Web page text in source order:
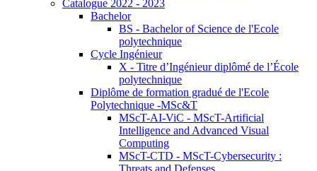
Catalogue 2022 - 2023
Bachelor
BS - Bachelor of Science de l'Ecole
polytechnique
Cycle Ingénieur
X - Titre d’Ingénieur diplômé de l’École
polytechnique
Diplôme de formation gradué de l'Ecole
Polytechnique -MSc&T
MScT-AI-ViC - MScT-Artificial
Intelligence and Advanced Visual
Computing
MScT-CTD - MScT-Cybersecurity :
Threats and Defenses